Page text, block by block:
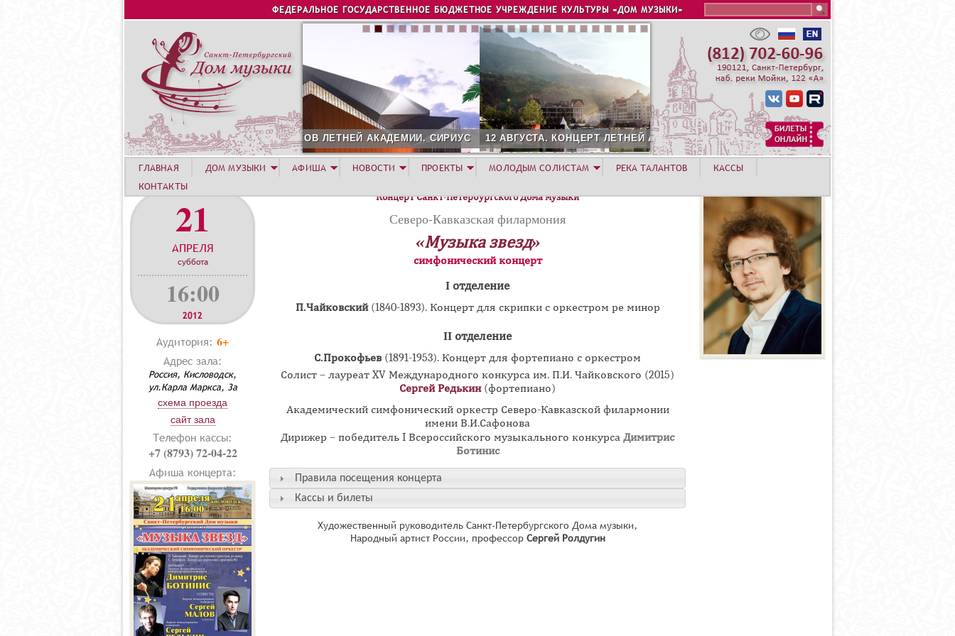
Jump to navigation
ФЕДЕРАЛЬНОЕ ГОСУДАРСТВЕННОЕ БЮДЖЕТНОЕ УЧРЕЖДЕНИЕ КУЛЬТУРЫ «ДОМ МУЗЫКИ»
КОНЦЕРТ УЧАСТНИКОВ ЛЕТНЕЙ АКАДЕМИИ. СИРИУС 12 АВГУСТА. КОНЦЕРТ ЛЕТНЕЙ АКАДЕМИИ. РОЗА ХУТОР
21
АПРЕЛЯ
суббота
16:00
2012
Аудитория: 6+
Адрес зала:
Россия, Кисловодск,
ул.Карла Маркса, 3а
схема проезда
сайт зала
Телефон кассы:
+7 (8793) 72-04-22
Афиша концерта:
Концерт Санкт-Петербургского Дома музыки
Северо-Кавказская филармония
«Музыка звезд»
симфонический концерт
I отделение
П.Чайковский(1840-1893). Концерт для скрипки с оркестром ре минор
II отделение
С.Прокофьев (1891-1953). Концерт для фортепиано с оркестром
Солист – лауреат XV Международного конкурса им. П.И. Чайковского (2015)
Сергей Редькин(фортепиано)
Академический симфонический оркестр Северо-Кавказской филармонии
имени В.И.Сафонова
Дирижер – победитель I Всероссийского музыкального конкурса Димитрис
Ботинис
Правила посещения концерта
Кассы и билеты
Художественный руководитель Санкт-Петербургского Дома музыки,
Народный артист России, профессор Сергей Ролдугин
ГЛАВНАЯ ДОМ МУЗЫКИ АФИША НОВОСТИ ПРОЕКТЫ МОЛОДЫМ СОЛИСТАМ РЕКА ТАЛАНТОВ
КАССЫ
КОНТАКТЫ